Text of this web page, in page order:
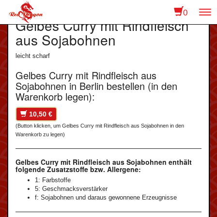
0
Gelbes Curry mit Rindfleisch
aus Sojabohnen
leicht scharf
Gelbes Curry mit Rindfleisch aus
Sojabohnen in Berlin bestellen (in den
Warenkorb legen):
10,50 €
(Button klicken, um Gelbes Curry mit Rindfleisch aus Sojabohnen in den
Warenkorb zu legen)
Gelbes Curry mit Rindfleisch aus Sojabohnen enthält
folgende Zusatzstoffe bzw. Allergene:
1: Farbstoffe
5: Geschmacksverstärker
f: Sojabohnen und daraus gewonnene Erzeugnisse